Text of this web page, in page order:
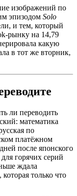
изображений по
эпизодом Solo
и тем, который
рынку на 14,79
какую
в тот же вторник,
ли переводить
математика
по
платёжном
после японского
горячих серий
ждала
только что